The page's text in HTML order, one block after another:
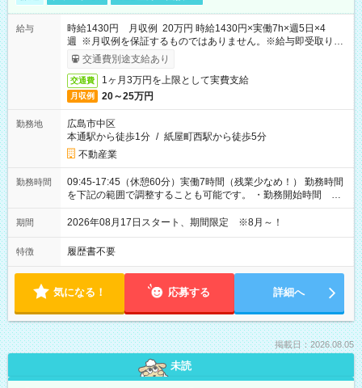
給与
時給1430円 月収例 20万円 時給1430円×実働7h×週5日×4
週 ※月収例を保証するものではありません。※給与即受取りサ
ービス利用可（利用条件有）
交通費別途支給あり
交通費 1ヶ月3万円を上限として実費支給
月収例 20～25万円
勤務地
広島市中区
本通駅から徒歩1分 / 紙屋町西駅から徒歩5分
不動産業
勤務時間
09:45-17:45（休憩60分）実働7時間（残業少なめ！） 勤務時間
を下記の範囲で調整することも可能です。 ・勤務開始時間
09:45～12:30 ・勤務終了時間 15:45～18:30 ・実働 05:00～
07:45
期間 2026年08月17日スタート、期間限定 ※8月～！
特徴 履歴書不要
気になる！ 応募する 詳細へ
掲載日：2026.08.05
未読